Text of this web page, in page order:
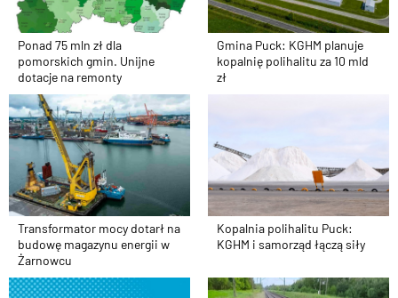
Ponad 75 mln zł dla
pomorskich gmin. Unijne
dotacje na remonty
Gmina Puck: KGHM planuje
kopalnię polihalitu za 10 mld
zł
Transformator mocy dotarł na
budowę magazynu energii w
Żarnowcu
Kopalnia polihalitu Puck:
KGHM i samorząd łączą siły